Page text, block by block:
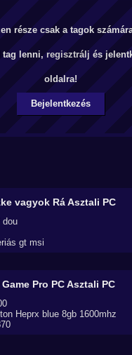
része csak a tagok
tag lenni, regisztrálj és
oldalra!
Bejelentkezés
vagyok RáAsztali PC
dou
gt msi
Pro PCAsztali PC
Heprx blue 8gb 1600mhz